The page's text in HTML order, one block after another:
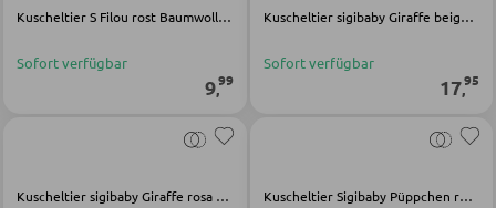
Poufs
Sitzsäcke
SCHLAFEN
Nachttische
Kuscheltier S Filou rost Baumwolle Polyester
Sofort verfügbar
9,99
Kuscheltier sigibaby Giraffe beige Polyester
Sofort verfügbar
17,95
Kuscheltier sigibaby Giraffe rosa Polyester Kuscheltier Sigibaby Püppchen rosa Baumwolle